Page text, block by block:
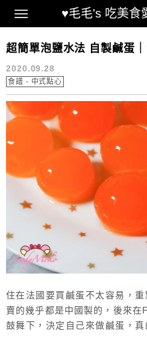
♥毛毛's 吃美食
Main Menu
自製鹹蛋 快速
超簡單泡鹽水法 自製鹹蛋
2020.09.28
食譜 - 中式點心
住在法國要買鹹蛋不太容易，
賣的幾乎都是中國製的，後來在
鼓舞下，決定自己來做鹹蛋，